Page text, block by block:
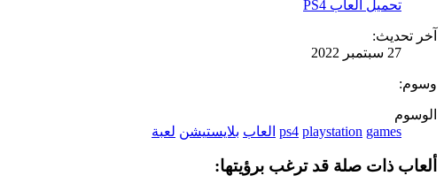
تحميل العاب PS4
آخر تحديث:
27 سبتمبر 2022
وسوم:
الوسوم
games
playstation
ps4 العاب بلايستيشن لعبة
ألعاب ذات صلة قد ترغب برؤيتها: